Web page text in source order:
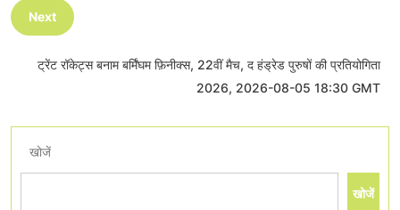
Next
ट्रेंट रॉकेट्स बनाम बर्मिंघम फ़िनीक्स, 22वीं मैच, द हंड्रेड पुरुषों की प्रतियोगिता
2026, 2026-08-05 18:30 GMT
खोजें
खोजें